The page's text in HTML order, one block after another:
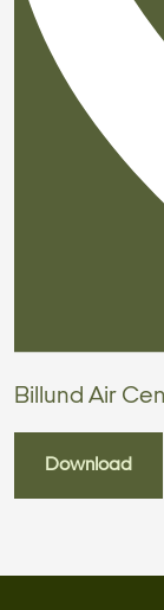
Billund Air
Download